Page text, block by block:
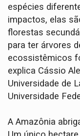
espécies
impactos, elas
florestas
para ter árvores
ecossistêmicos
explica Cássio
Universidade de
Universidade
A Amazônia